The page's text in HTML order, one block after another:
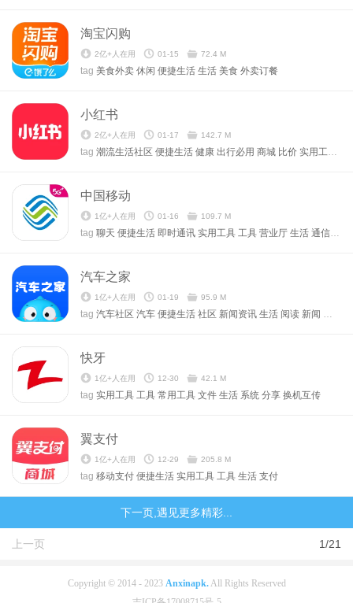
淘宝闪购
2亿+人在用 01-15 72.4 M
tag 美食外卖 休闲 便捷生活 生活 美食 外卖订餐
小红书
2亿+人在用 01-17 142.7 M
tag 潮流生活社区 便捷生活 健康 出行必用 商城 比价 实用工具
中国移动
1亿+人在用 01-16 109.7 M
tag 聊天 便捷生活 即时通讯 实用工具 工具 营业厅 生活 通信聊天
汽车之家
1亿+人在用 01-19 95.9 M
tag 汽车社区 汽车 便捷生活 社区 新闻资讯 生活 阅读 新闻 资讯
快牙
1亿+人在用 12-30 42.1 M
tag 实用工具 工具 常用工具 文件 生活 系统 分享 换机互传
翼支付
1亿+人在用 12-29 205.8 M
tag 移动支付 便捷生活 实用工具 工具 生活 支付
下一页,遇见更多精彩...
1/21
上一页
Copyright © 2014 - 2023 Anxinapk.All Rights Reserved